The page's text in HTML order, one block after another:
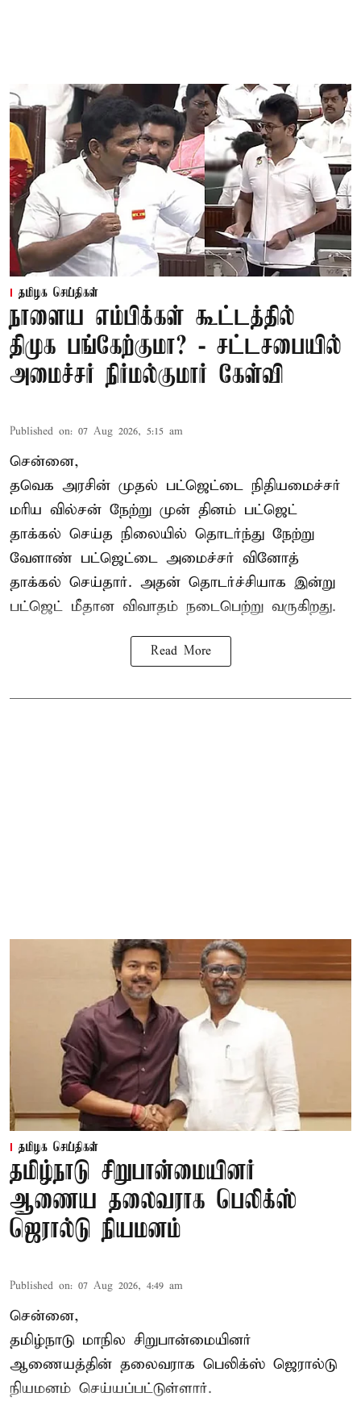
தமிழக செய்திகள்
நாளைய எம்பிக்கள் கூட்டத்தில்
திமுக பங்கேற்குமா? - சட்டசபையில்
அமைச்சர் நிர்மல்குமார் கேள்வி
Published on: 07 Aug 2026, 5:15 am
சென்னை,
தவெக அரசின் முதல் பட்ஜெட்டை நிதியமைச்சர்
மரிய வில்சன் நேற்று முன் தினம் பட்ஜெட்
தாக்கல் செய்த நிலையில் தொடர்ந்து நேற்று
வேளாண் பட்ஜெட்டை அமைச்சர் வினோத்
தாக்கல் செய்தார். அதன் தொடர்ச்சியாக இன்று
பட்ஜெட் மீதான விவாதம் நடைபெற்று வருகிறது.
Read More
தமிழக செய்திகள்
தமிழ்நாடு சிறுபான்மையினர்
ஆணைய தலைவராக பெலிக்ஸ்
ஜெரால்டு நியமனம்
Published on: 07 Aug 2026, 4:49 am
சென்னை,
தமிழ்நாடு மாநில சிறுபான்மையினர்
ஆணையத்தின் தலைவராக பெலிக்ஸ் ஜெரால்டு
நியமனம் செய்யப்பட்டுள்ளார்.